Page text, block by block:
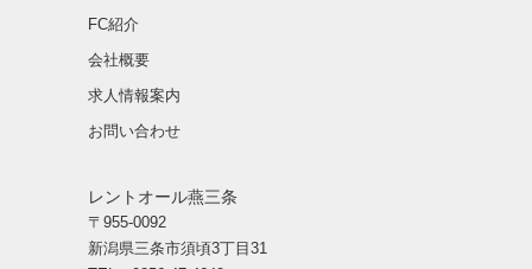
FC紹介
会社概要
求人情報案内
お問い合わせ
レントオール燕三条
〒955-0092
新潟県三条市須頃3丁目31